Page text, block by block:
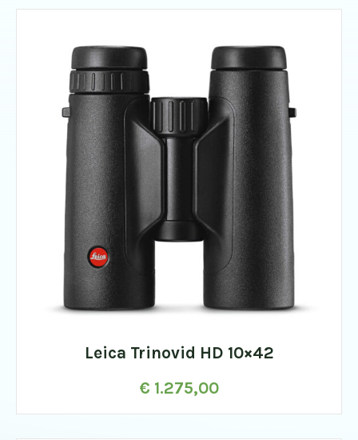
Leica Trinovid HD 10×42
€ 1.275,00